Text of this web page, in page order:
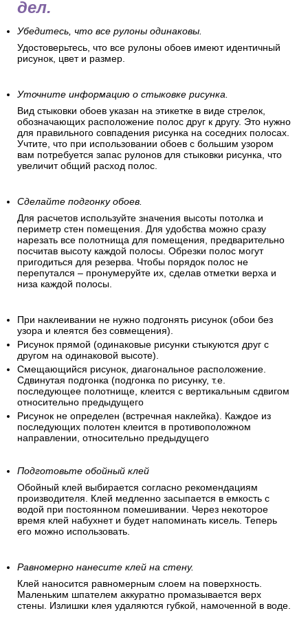
дел.
Убедитесь, что все рулоны одинаковы.
Удостоверьтесь, что все рулоны обоев имеют идентичный
рисунок, цвет и размер.
Уточните информацию о стыковке рисунка.
Вид стыковки обоев указан на этикетке в виде стрелок,
обозначающих расположение полос друг к другу. Это нужно
для правильного совпадения рисунка на соседних полосах.
Учтите, что при использовании обоев с большим узором
вам потребуется запас рулонов для стыковки рисунка, что
увеличит общий расход полос.
Сделайте подгонку обоев.
Для расчетов используйте значения высоты потолка и
периметр стен помещения. Для удобства можно сразу
нарезать все полотнища для помещения, предварительно
посчитав высоту каждой полосы. Обрезки полос могут
пригодиться для резерва. Чтобы порядок полос не
перепутался – пронумеруйте их, сделав отметки верха и
низа каждой полосы.
При наклеивании не нужно подгонять рисунок (обои без
узора и клеятся без совмещения).
Рисунок прямой (одинаковые рисунки стыкуются друг с
другом на одинаковой высоте).
Смещающийся рисунок, диагональное расположение.
Сдвинутая подгонка (подгонка по рисунку, т.е.
последующее полотнище, клеится с вертикальным сдвигом
относительно предыдущего
Рисунок не определен (встречная наклейка). Каждое из
последующих полотен клеится в противоположном
направлении, относительно предыдущего
Подготовьте обойный клей
Обойный клей выбирается согласно рекомендациям
производителя. Клей медленно засыпается в емкость с
водой при постоянном помешивании. Через некоторое
время клей набухнет и будет напоминать кисель. Теперь
его можно использовать.
Равномерно нанесите клей на стену.
Клей наносится равномерным слоем на поверхность.
Маленьким шпателем аккуратно промазывается верх
стены. Излишки клея удаляются губкой, намоченной в воде.